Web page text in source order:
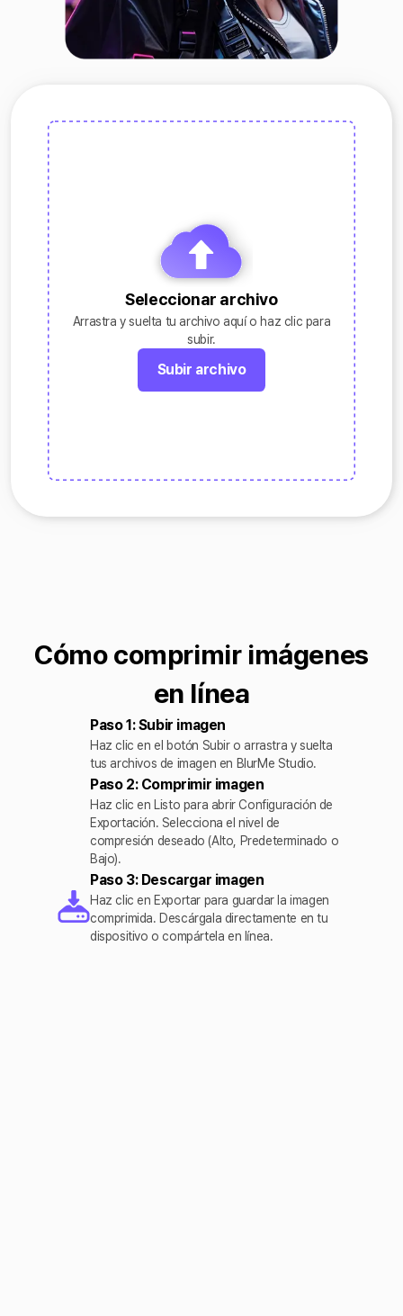
Seleccionar archivo
Arrastra y suelta tu archivo aquí o haz clic para
subir.
Subir archivo
Cómo comprimir imágenes
en línea
Paso 1: Subir imagen
Haz clic en el botón Subir o arrastra y suelta
tus archivos de imagen en BlurMe Studio.
Paso 2: Comprimir imagen
Haz clic en Listo para abrir Configuración de
Exportación. Selecciona el nivel de
compresión deseado (Alto, Predeterminado o
Bajo).
Paso 3: Descargar imagen
Haz clic en Exportar para guardar la imagen
comprimida. Descárgala directamente en tu
dispositivo o compártela en línea.